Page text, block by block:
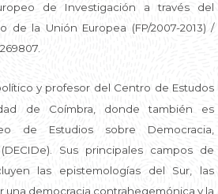
de Investigación a través del
de la Unión Europea (FP/2007-2013) /
y profesor del Centro de Estudos
de Coímbra, donde también es
de Estudios sobre Democracia,
Sus principales campos de
las epistemologías del Sur, las
una democracia contrahegemónica y la